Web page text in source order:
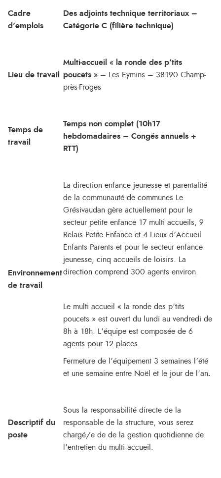
Cadre
d’emplois
Des adjoints technique territoriaux –
Catégorie C (filière technique)
Lieu de travail
Multi-accueil « la ronde des p’tits
poucets » – Les Eymins – 38190 Champ-
près-Froges
Temps de
travail
Temps non complet (10h17
hebdomadaires – Congés annuels +
RTT)
Environnement
de travail
La direction enfance jeunesse et parentalité
de la communauté de communes Le
Grésivaudan gère actuellement pour le
secteur petite enfance 17 multi accueils, 9
Relais Petite Enfance et 4 Lieux d’Accueil
Enfants Parents et pour le secteur enfance
jeunesse, cinq accueils de loisirs. La
direction comprend 300 agents environ.
Le multi accueil « la ronde des p’tits
poucets » est ouvert du lundi au vendredi de
8h à 18h. L’équipe est composée de 6
agents pour 12 places.
Fermeture de l’équipement 3 semaines l’été
et une semaine entre Noël et le jour de l’an.
Descriptif du
poste
Sous la responsabilité directe de la
responsable de la structure, vous serez
chargé/e de de la gestion quotidienne de
l’entretien du multi accueil.